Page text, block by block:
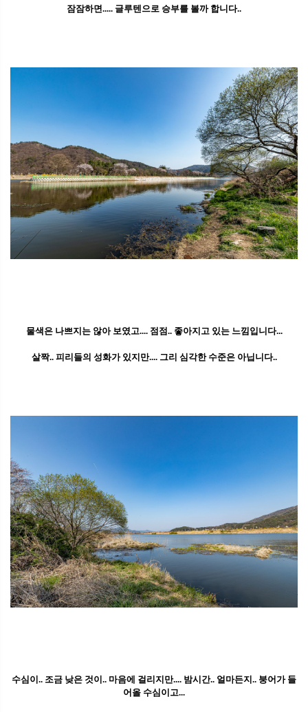
잠잠하면..... 글루텐으로 승부를 볼까 합니다..
물색은 나쁘지는 않아 보였고.... 점점.. 좋아지고 있는 느낌입니다...
살짝.. 피리들의 성화가 있지만.... 그리 심각한 수준은 아닙니다..
수심이.. 조금 낮은 것이.. 마음에 걸리지만.... 밤시간.. 얼마든지.. 붕어가 들
어올 수심이고...